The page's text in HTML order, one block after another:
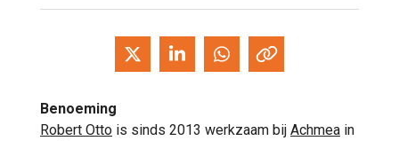
Benoeming
Robert Otto is sinds 2013 werkzaam bij Achmea in